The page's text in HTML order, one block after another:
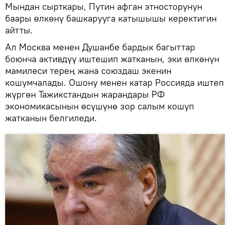
Мындан сырткары, Путин афган этносторунун
баары өлкөнү башкарууга катышышы керектигин
айтты.
Ал Москва менен Душанбе бардык багыттар
боюнча активдүү иштешип жатканын, эки өлкөнүн
мамилеси терең жана союздаш экенин
кошумчалады. Ошону менен катар Россияда иштеп
жүргөн Тажикстандын жарандары РФ
экономикасынын өсүшүнө зор салым кошуп
жатканын белгиледи.